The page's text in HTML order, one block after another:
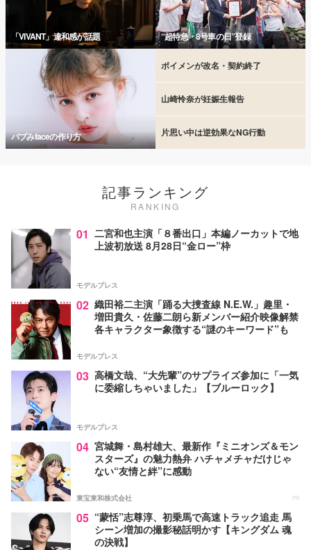
「VIVANT」違和感が話題 “超特急・8号車の日”登録
バブみfaceの作り方
ボイメンが改名・契約終了
山崎怜奈が妊娠生報告
片思い中は逆効果なNG行動
記事ランキング
RANKING
01 二宮和也主演「８番出口」本編ノーカットで地
上波初放送 8月28日“金ロー”枠
モデルプレス
02 織田裕二主演「踊る大捜査線 N.E.W.」趣里・
増田貴久・佐藤二朗ら新メンバー紹介映像解禁
各キャラクター象徴する“謎のキーワード”も
モデルプレス
03 高橋文哉、“大先輩”のサプライズ参加に「一気
に委縮しちゃいました」【ブルーロック】
モデルプレス
04 宮城舞・島村雄大、最新作『ミニオンズ＆モン
スターズ』の魅力熱弁 ハチャメチャだけじゃ
ない“友情と絆”に感動
東宝東和株式会社 PR
05 “蒙恬”志尊淳、初乗馬で高速トラック追走 馬
シーン増加の撮影秘話明かす【キングダム 魂
の決戦】